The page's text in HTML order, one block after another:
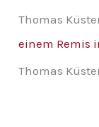
Thomas
einem Remis
Thomas